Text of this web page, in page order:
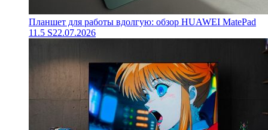
Планшет для работы вдолгую: обзор HUAWEI MatePad
11.5 S22.07.2026